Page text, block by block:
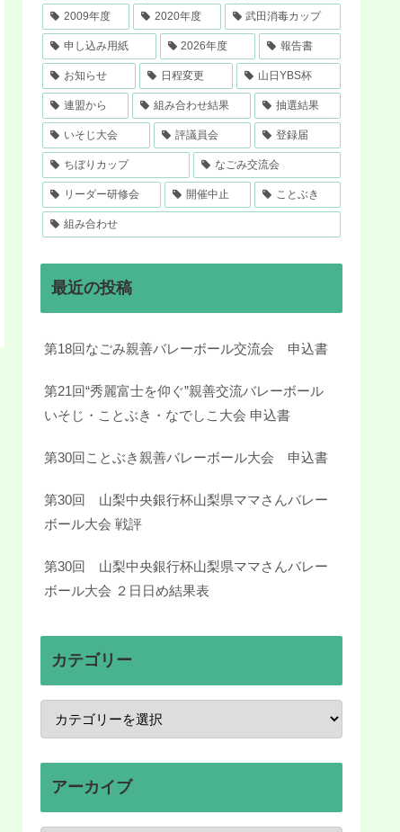
2009年度 2020年度 武田消毒カップ
申し込み用紙 2026年度 報告書
お知らせ 日程変更 山日YBS杯
連盟から 組み合わせ結果 抽選結果
いそじ大会 評議員会 登録届
ちぼりカップ なごみ交流会
リーダー研修会 開催中止 ことぶき
組み合わせ
最近の投稿
第18回なごみ親善バレーボール交流会 申込書
第21回“秀麗富士を仰ぐ”親善交流バレーボール
いそじ・ことぶき・なでしこ大会 申込書
第30回ことぶき親善バレーボール大会 申込書
第30回 山梨中央銀行杯山梨県ママさんバレー
ボール大会 戦評
第30回 山梨中央銀行杯山梨県ママさんバレー
ボール大会 ２日日め結果表
カテゴリー
アーカイブ